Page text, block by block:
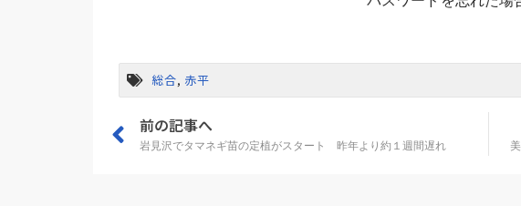
総合, 赤平
前の記事へ
岩見沢でタマネギ苗の定植がスタート 昨年より約１週間遅れ